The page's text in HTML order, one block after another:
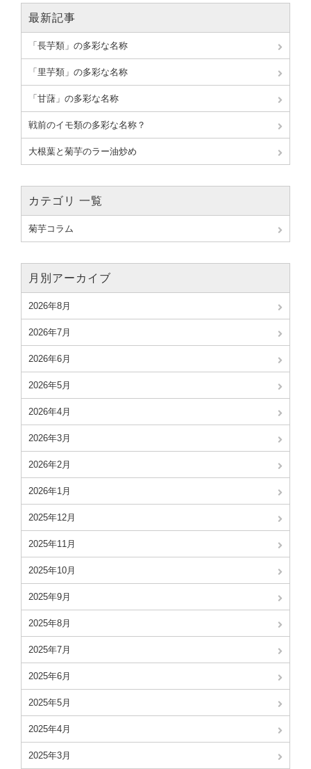
最新記事
「長芋類」の多彩な名称
「里芋類」の多彩な名称
「甘藷」の多彩な名称
戦前のイモ類の多彩な名称？
大根葉と菊芋のラー油炒め
カテゴリ 一覧
菊芋コラム
月別アーカイブ
2026年8月
2026年7月
2026年6月
2026年5月
2026年4月
2026年3月
2026年2月
2026年1月
2025年12月
2025年11月
2025年10月
2025年9月
2025年8月
2025年7月
2025年6月
2025年5月
2025年4月
2025年3月